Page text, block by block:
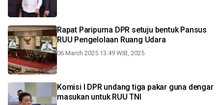
Rapat Paripurna DPR setuju bentuk Pansus
RUU Pengelolaan Ruang Udara
06 March 2025 13:49 WIB, 2025
Komisi I DPR undang tiga pakar guna dengar
masukan untuk RUU TNI